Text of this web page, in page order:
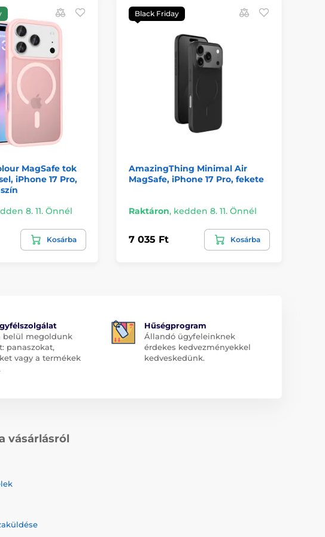
MagSafe tok
iPhone 17 Pro,
8. 11. Önnél
Kosárba
Black Friday
AmazingThing Minimal Air
MagSafe, iPhone 17 Pro, fekete
Raktáron, kedden 8. 11. Önnél
7 035 Ft Kosárba
belül megoldunk
panaszokat,
vagy a termékek
Hűségprogram
Állandó ügyfeleinknek
érdekes kedvezményekkel
kedveskedünk.
vásárlásról